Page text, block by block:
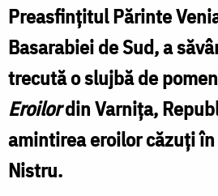
războiul
de
pe
Nistru
au
pomeniți
Preasfințitul Părinte
Basarabiei de Sud, a
trecută o slujbă de
Eroilordin Varniţa,
amintirea eroilor căzuți
Nistru.